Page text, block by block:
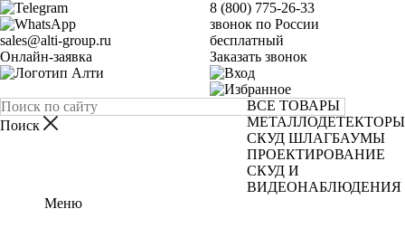
sales@alti-group.ru
Онлайн-заявка
8 (800) 775-26-33
звонок по России
бесплатный
Заказать звонок
ВСЕ ТОВАРЫ
МЕТАЛЛОДЕТЕКТОРЫ
СКУД ШЛАГБАУМЫ
ПРОЕКТИРОВАНИЕ
СКУД И
ВИДЕОНАБЛЮДЕНИЯ
Меню